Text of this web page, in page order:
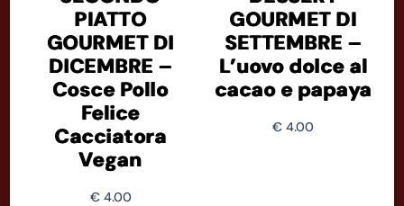
PIATTO
GOURMET DI
DICEMBRE –
Cosce Pollo
Felice
Cacciatora
Vegan
€4.00
GOURMET DI
SETTEMBRE –
L’uovo dolce al
cacao e papaya
€ 4.00